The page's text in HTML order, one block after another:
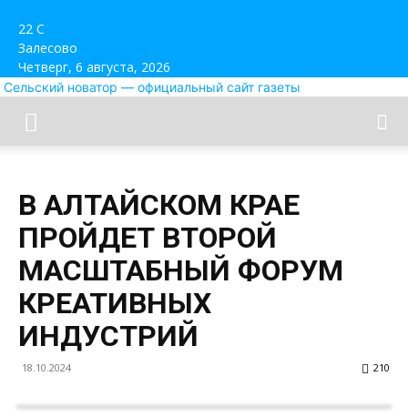
22 C
Залесово
Четверг, 6 августа, 2026
Сельский новатор — официальный сайт газеты
В АЛТАЙСКОМ КРАЕ
ПРОЙДЕТ ВТОРОЙ
МАСШТАБНЫЙ ФОРУМ
КРЕАТИВНЫХ
ИНДУСТРИЙ
18.10.2024 210